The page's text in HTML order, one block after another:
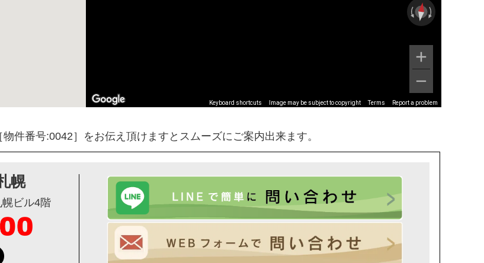
Keyboard shortcuts Image may be subject to copyright Terms Report a problem
件番号:0042］をお伝え頂けますとスムーズにご案内出来ます。
幌
ビル4階